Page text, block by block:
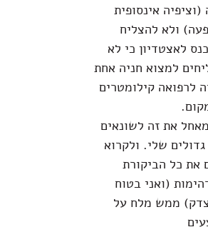
(וציפיה אינסופית
ולא להצליח
לאצטדיון כי לא
למצוא חניה אחת
לרפואה קילומטרים
את זה לשונאים
גדולים שלי. ולקרוא
את כל הביקורת
(ואני בטוח
ממש מלח על